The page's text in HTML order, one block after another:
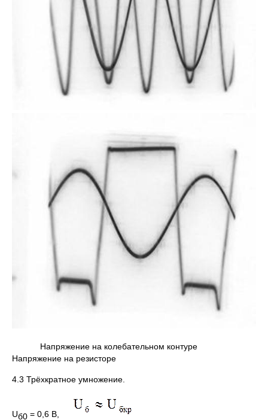
Напряжение на колебательном контуре
Напряжение на резисторе
4.3 Трёхкратное умножение.
Uб0 = 0,6 B,